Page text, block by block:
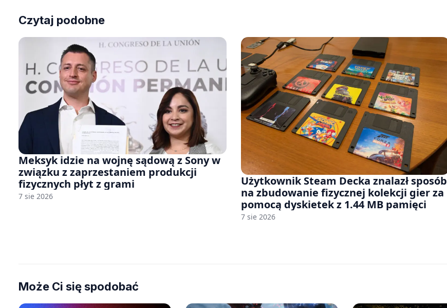
Czytaj podobne
Meksyk idzie na wojnę sądową z Sony w
związku z zaprzestaniem produkcji
fizycznych płyt z grami
7 sie 2026
Użytkownik Steam Decka znalazł sposób
na zbudowanie fizycznej kolekcji gier za
pomocą dyskietek z 1.44 MB pamięci
7 sie 2026
Może Ci się spodobać